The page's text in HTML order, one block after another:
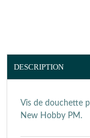
DESCRIPTION
Vis de douchette
New Hobby PM.